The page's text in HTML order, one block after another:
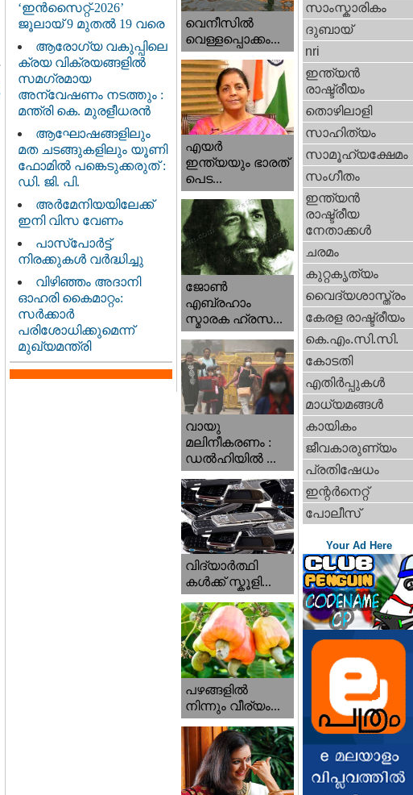
‘ഇൻസൈറ്റ്-2026’
ജൂലായ് 9 മുതൽ 19 വരെ
ആരോഗ്യ വകുപ്പിലെ
ക്രയ വിക്രയങ്ങളിൽ
സമഗ്രമായ
അന്വേഷണം നടത്തും :
മന്ത്രി കെ. മുരളീധരൻ
ആഘോഷങ്ങളിലും
മത ചടങ്ങുകളിലും യൂണി
ഫോമിൽ പങ്കെടുക്കരുത് :
ഡി. ജി. പി.
അർമേനിയയിലേക്ക്
ഇനി വിസ വേണം
പാസ്‌പോർട്ട്
നിരക്കുകൾ വർദ്ധിച്ചു
വിഴിഞ്ഞം അദാനി
ഓഹരി കൈമാറ്റം:
സർക്കാർ
പരിശോധിക്കുമെന്ന്
മുഖ്യമന്ത്രി
വെനീസില്‍
വെള്ളപ്പൊക്കം...
എയര്‍
ഇന്ത്യയും ഭാരത്
പെട...
ജോണ്‍
എബ്രഹാം
സ്മാരക ഹ്രസ...
വായു
മലിനീകരണം :
ഡൽഹിയിൽ ...
വിദ്യാർത്ഥി
കൾക്ക് സ്കൂളി...
പഴങ്ങളില്‍
നിന്നും വീര്യം...
സാംസ്കാരികം
ദുബായ്‌
nri
ഇന്ത്യന്‍
രാഷ്ട്രീയം
തൊഴിലാളി
സാഹിത്യം
സാമൂഹ്യക്ഷേമം
സംഗീതം
ഇന്ത്യന്‍
രാഷ്ട്രീയ
നേതാക്കള്‍
ചരമം
കുറ്റകൃത്യം
വൈദ്യശാസ്ത്രം
കേരള രാഷ്ട്രീയം
കെ.എം.സി.സി.
കോടതി
എതിര്‍പ്പുകള്‍
മാധ്യമങ്ങള്‍
കായികം
ജീവകാരുണ്യം
പ്രതിഷേധം
ഇന്റര്‍നെറ്റ്‌
പോലീസ്
Your Ad Here